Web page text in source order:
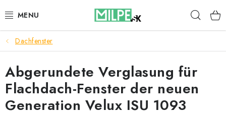
Inhalt
DACHFENSTER
DACHBODENTREPPE
HAUS UND GARTEN
Dachfenster
Abgerundete Verglasung für
Flachdach-Fenster der neuen
Generation Velux ISU 1093